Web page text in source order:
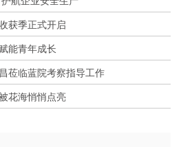
获季正式开启
能青年成长
莅临蓝院考察指导工作
花海悄悄点亮